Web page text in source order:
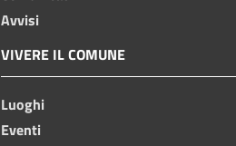
Avvisi
VIVERE IL COMUNE
Luoghi
Eventi